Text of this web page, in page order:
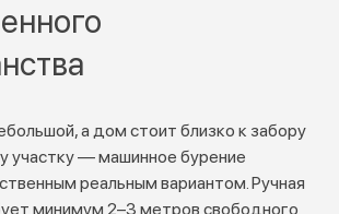
а дом стоит близко к забору
участку — машинное бурение
реальным вариантом. Ручная
минимум 2–3 метров свободного